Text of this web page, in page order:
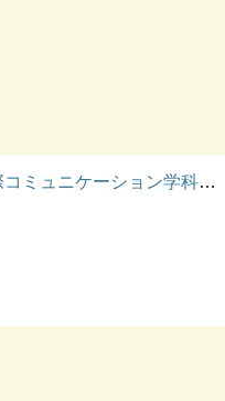
学科・日本文化学科・警衛情報学科